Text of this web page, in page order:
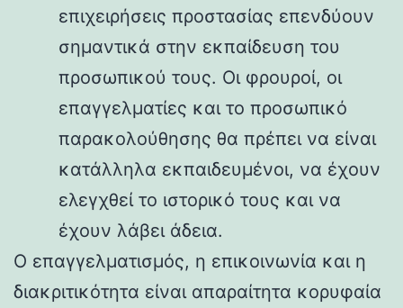
επιχειρήσεις προστασίας επενδύουν
σημαντικά στην εκπαίδευση του
προσωπικού τους. Οι φρουροί, οι
επαγγελματίες και το προσωπικό
παρακολούθησης θα πρέπει να είναι
κατάλληλα εκπαιδευμένοι, να έχουν
ελεγχθεί το ιστορικό τους και να
έχουν λάβει άδεια.
Ο επαγγελματισμός, η επικοινωνία και η
διακριτικότητα είναι απαραίτητα κορυφαία